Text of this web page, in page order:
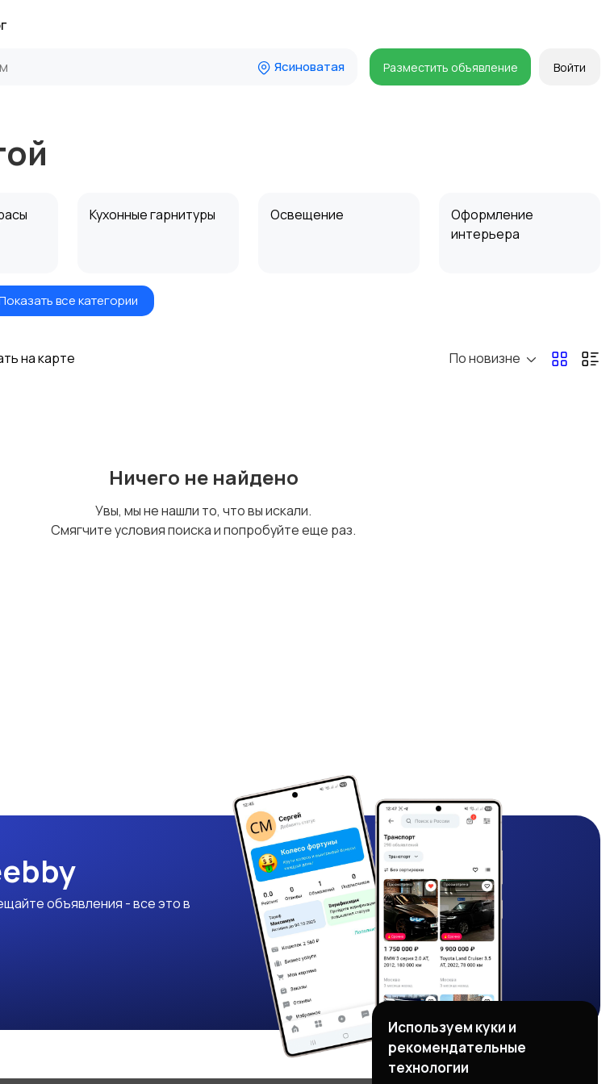
Ясиноватая Разместить объявление Войти
Кухонные гарнитуры Освещение
Оформление
интерьера
Растения и семена
все категории
на карте По новизне
Ничего не найдено
Увы, мы не нашли то, что вы искали.
Смягчите условия поиска и попробуйте еще раз.
объявления - все это в
Используем куки и
рекомендательные
технологии